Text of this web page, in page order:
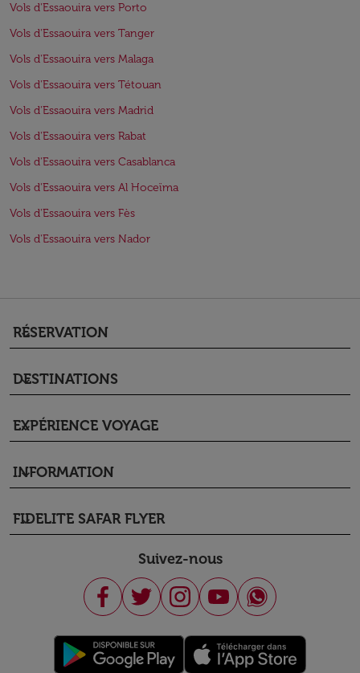
Vols d'Essaouira vers Porto
Vols d'Essaouira vers Tanger
Vols d'Essaouira vers Malaga
Vols d'Essaouira vers Tétouan
Vols d'Essaouira vers Madrid
Vols d'Essaouira vers Rabat
Vols d'Essaouira vers Casablanca
Vols d'Essaouira vers Al Hoceïma
Vols d'Essaouira vers Fès
Vols d'Essaouira vers Nador
RÉSERVATION
keyboard_arrow_down
DESTINATIONS
keyboard_arrow_down
EXPÉRIENCE VOYAGE
keyboard_arrow_down
INFORMATION
keyboard_arrow_down
FIDELITE SAFAR FLYER
keyboard_arrow_down
Suivez-nous